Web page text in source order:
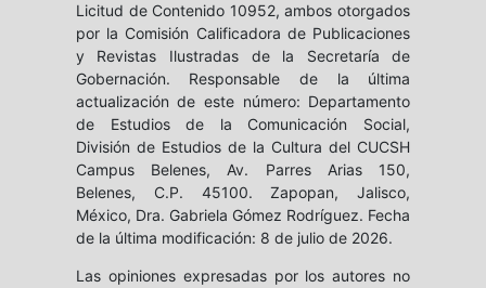
Licitud de Contenido 10952, ambos otorgados
por la Comisión Calificadora de Publicaciones
y Revistas Ilustradas de la Secretaría de
Gobernación. Responsable de la última
actualización de este número: Departamento
de Estudios de la Comunicación Social,
División de Estudios de la Cultura del CUCSH
Campus Belenes, Av. Parres Arias 150,
Belenes, C.P. 45100. Zapopan, Jalisco,
México, Dra. Gabriela Gómez Rodríguez. Fecha
de la última modificación: 8 de julio de 2026.
Las opiniones expresadas por los autores no